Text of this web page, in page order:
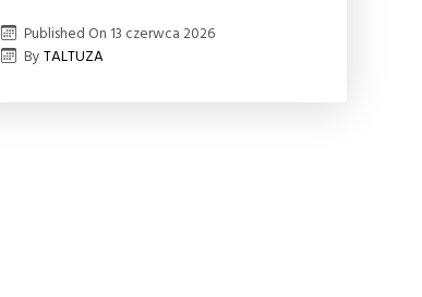
Published On 13 czerwca 2026
ByTALTUZA